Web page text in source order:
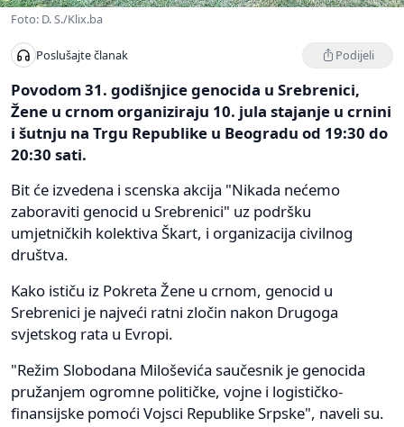
Foto: D. S./Klix.ba
Poslušajte članak Podijeli
Povodom 31. godišnjice genocida u Srebrenici,
Žene u crnom organiziraju 10. jula stajanje u crnini
i šutnju na Trgu Republike u Beogradu od 19:30 do
20:30 sati.
Bit će izvedena i scenska akcija "Nikada nećemo
zaboraviti genocid u Srebrenici" uz podršku
umjetničkih kolektiva Škart, i organizacija civilnog
društva.
Kako ističu iz Pokreta Žene u crnom, genocid u
Srebrenici je najveći ratni zločin nakon Drugoga
svjetskog rata u Evropi.
"Režim Slobodana Miloševića saučesnik je genocida
pružanjem ogromne političke, vojne i logističko-
finansijske pomoći Vojsci Republike Srpske", naveli su.